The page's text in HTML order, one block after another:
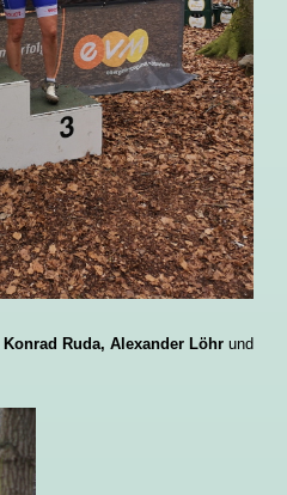
Konrad Ruda, Alexander Löhr und